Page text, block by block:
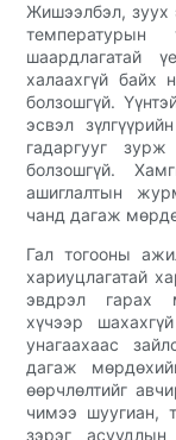
Жишээлбэл, зуух
температурын
шаардлагатай
халаахгүй байх
болзошгүй.
эсвэл
гадаргууг
болзошгүй.
ашиглалтын
чанд дагаж
Гал тогооны
хариуцлагатай
эвдрэл гарах
хүчээр
унагаахаас
дагаж
өөрчлөлтийг
чимээ шуугиан,
зэрэг